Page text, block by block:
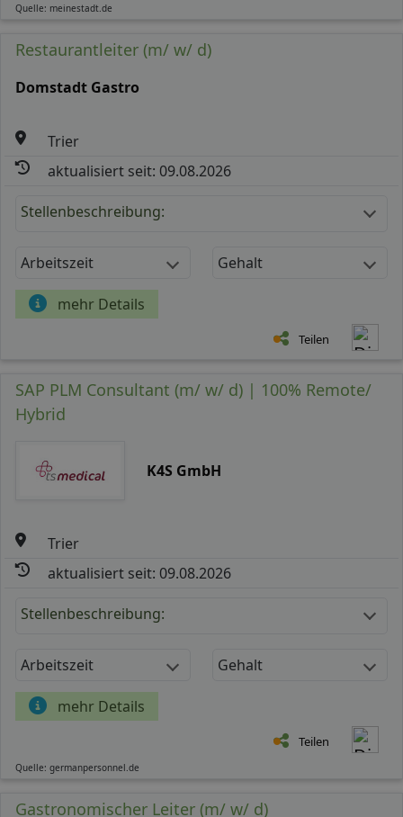
Quelle: meinestadt.de
Restaurantleiter (m/ w/ d)
Domstadt Gastro
Trier
aktualisiert seit: 09.08.2026
Stellenbeschreibung:
Arbeitszeit Gehalt
mehr Details
Teilen
SAP PLM Consultant (m/ w/ d) | 100% Remote/
Hybrid
K4S GmbH
Trier
aktualisiert seit: 09.08.2026
Stellenbeschreibung:
Arbeitszeit Gehalt
mehr Details
Teilen
Quelle: germanpersonnel.de
Gastronomischer Leiter (m/ w/ d)